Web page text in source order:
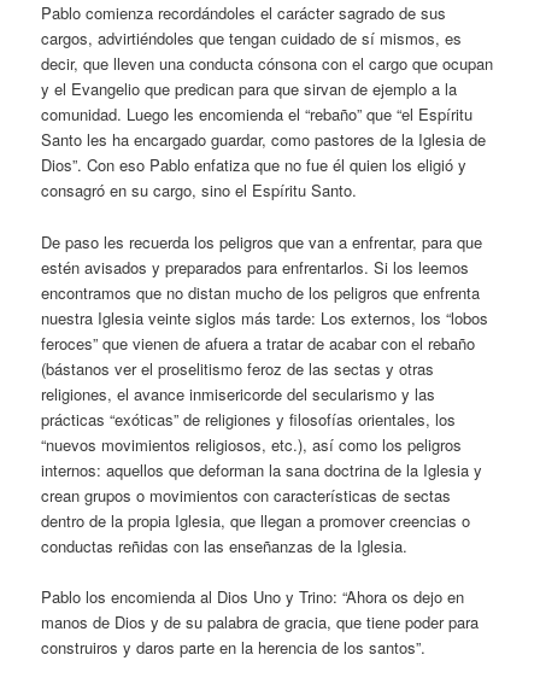
Pablo comienza recordándoles el carácter sagrado de sus
cargos, advirtiéndoles que tengan cuidado de sí mismos, es
decir, que lleven una conducta cónsona con el cargo que ocupan
y el Evangelio que predican para que sirvan de ejemplo a la
comunidad. Luego les encomienda el “rebaño” que “el Espíritu
Santo les ha encargado guardar, como pastores de la Iglesia de
Dios”. Con eso Pablo enfatiza que no fue él quien los eligió y
consagró en su cargo, sino el Espíritu Santo.
De paso les recuerda los peligros que van a enfrentar, para que
estén avisados y preparados para enfrentarlos. Si los leemos
encontramos que no distan mucho de los peligros que enfrenta
nuestra Iglesia veinte siglos más tarde: Los externos, los “lobos
feroces” que vienen de afuera a tratar de acabar con el rebaño
(bástanos ver el proselitismo feroz de las sectas y otras
religiones, el avance inmisericorde del secularismo y las
prácticas “exóticas” de religiones y filosofías orientales, los
“nuevos movimientos religiosos, etc.), así como los peligros
internos: aquellos que deforman la sana doctrina de la Iglesia y
crean grupos o movimientos con características de sectas
dentro de la propia Iglesia, que llegan a promover creencias o
conductas reñidas con las enseñanzas de la Iglesia.
Pablo los encomienda al Dios Uno y Trino: “Ahora os dejo en
manos de Dios y de su palabra de gracia, que tiene poder para
construiros y daros parte en la herencia de los santos”.